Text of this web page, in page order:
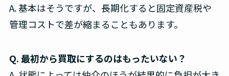
A. 基本はそうですが、長期化すると固定資産税や
管理コストで差が縮まることもあります。
Q. 最初から買取にするのはもったいない？